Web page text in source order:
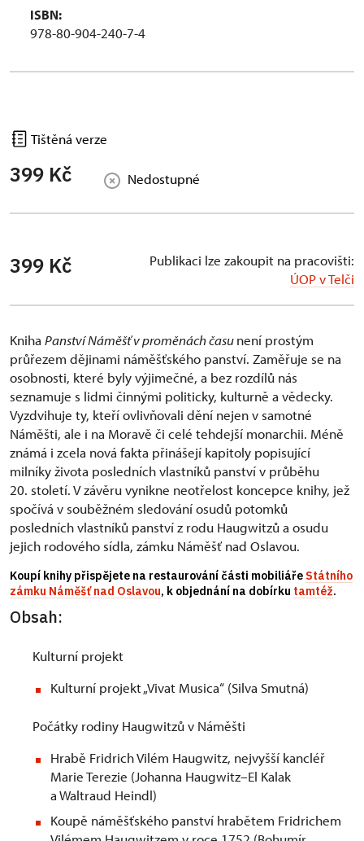
ISBN:
978-80-904-240-7-4
Tištěná verze
399 Kč Nedostupné
399 Kč
Publikaci lze zakoupit na pracovišti:
ÚOP v Telči
Kniha Panství Náměšť v proměnách časunení prostým
průřezem dějinami náměšťského panství. Zaměřuje se na
osobnosti, které byly výjimečné, a bez rozdílů nás
seznamuje s lidmi činnými politicky, kulturně a vědecky.
Vyzdvihuje ty, kteří ovlivňovali dění nejen v samotné
Náměšti, ale i na Moravě či celé tehdejší monarchii. Méně
známá i zcela nová fakta přinášejí kapitoly popisující
milníky života posledních vlastníků panství v průběhu
20. století. V závěru vynikne neotřelost koncepce knihy, jež
spočívá v souběžném sledování osudů potomků
posledních vlastníků panství z rodu Haugwitzů a osudu
jejich rodového sídla, zámku Náměšť nad Oslavou.
Koupí knihy přispějete na restaurování části mobiliáře Státního
zámku Náměšť nad Oslavou, k objednání na dobírku tamtéž.
Obsah:
Kulturní projekt
Kulturní projekt „Vivat Musica“ (Silva Smutná)
Počátky rodiny Haugwitzů v Náměšti
Hrabě Fridrich Vilém Haugwitz, nejvyšší kancléř
Marie Terezie (Johanna Haugwitz–El Kalak
a Waltraud Heindl)
Koupě náměšťského panství hrabětem Fridrichem